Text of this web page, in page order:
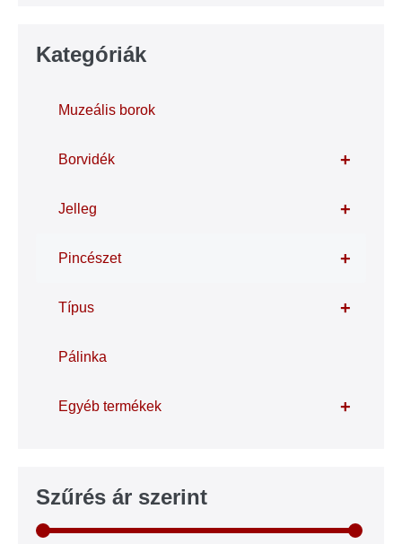
Kategóriák
Muzeális borok
+
Borvidék
+
Jelleg
+
Pincészet
+
Típus
Pálinka
+
Egyéb termékek
Szűrés ár szerint